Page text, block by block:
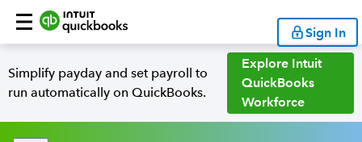
Sign In
Simplify payday and set payroll to
run automatically on QuickBooks.
Explore Intuit
QuickBooks
Workforce